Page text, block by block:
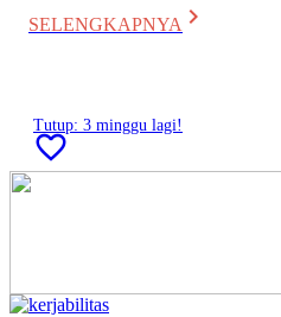
SELENGKAPNYA keyboard_arrow_right
Tutup: 3 minggu lagi!
favorite_border